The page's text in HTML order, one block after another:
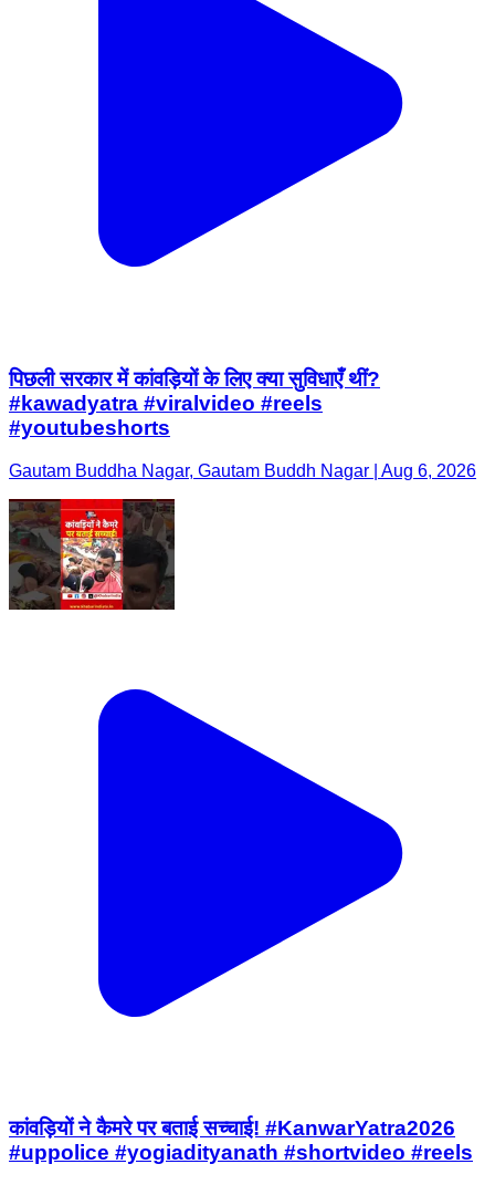
पिछली सरकार में कांवड़ियों के लिए क्या सुविधाएँ थीं?
#kawadyatra #viralvideo #reels
#youtubeshorts
Gautam Buddha Nagar, Gautam Buddh Nagar | Aug 6, 2026
कांवड़ियों ने कैमरे पर बताई सच्चाई! #KanwarYatra2026
#uppolice #yogiadityanath #shortvideo #reels